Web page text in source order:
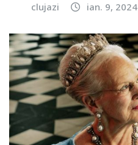
clujazi ian. 9, 2024